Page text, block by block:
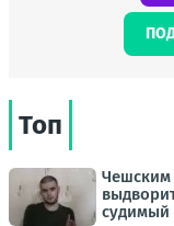
Топ
Чешским
судимый